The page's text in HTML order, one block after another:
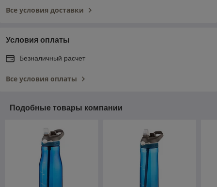
Все условия доставки
Условия оплаты
Безналичный расчет
Все условия оплаты
Подобные товары компании